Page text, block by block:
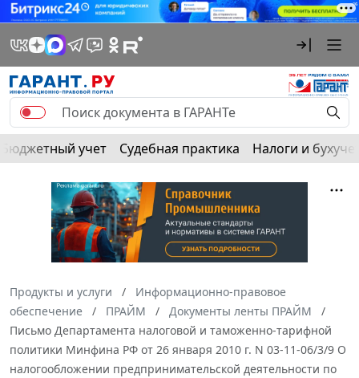
Бюджетный учет Судебная практика Налоги и
Продукты и услуги
Информационно-правовое
обеспечение
ПРАЙМ
Документы ленты ПРАЙМ
Письмо Департамента налоговой и таможенно-тарифной
политики Минфина РФ от 26 января 2010 г. N 03-11-06/3/9 О
налогообложении предпринимательской деятельности по